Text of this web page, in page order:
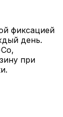
фиксацией
день.
при